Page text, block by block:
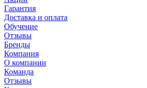
Гарантия
Доставка и оплата
Обучение
Отзывы
Бренды
Компания
О компании
Команда
Отзывы